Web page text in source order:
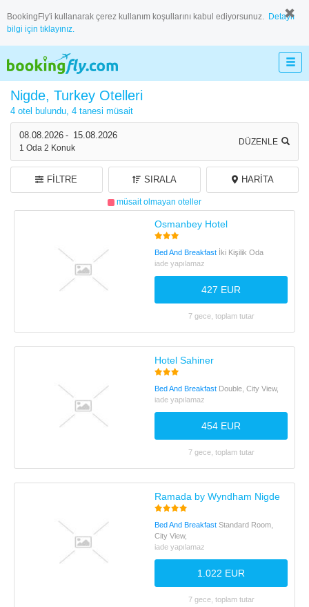
BookingFly'i kullanarak çerez kullanım koşullarını kabul ediyorsunuz. Detaylı
bilgi için tıklayınız.
08.08.2026 - 15.08.2026
1 Oda 2 Konuk
DÜZENLE
Nigde, Turkey Otelleri
4 otel bulundu, 4 tanesi müsait
müsait olmayan oteller
FILTRE SIRALA HARITA
Osmanbey Hotel
Bed And Breakfast İki Kişilik Oda
iade yapılamaz
427 EUR
7 gece, toplam tutar
Hotel Sahiner
Bed And Breakfast Double, City View,
iade yapılamaz
454 EUR
7 gece, toplam tutar
Ramada by Wyndham Nigde
Bed And Breakfast Standard Room,
City View,
iade yapılamaz
1.022 EUR
7 gece, toplam tutar